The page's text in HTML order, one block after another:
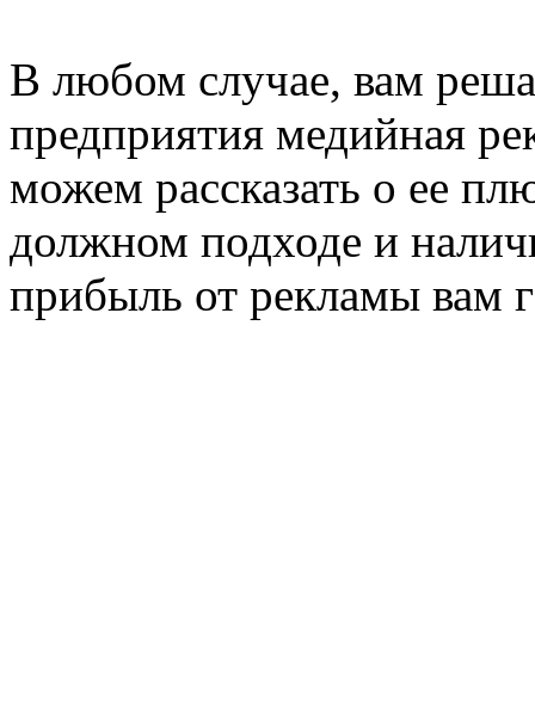
В любом случае, вам
предприятия медийная
можем рассказать о ее
должном подходе и
прибыль от рекламы вам